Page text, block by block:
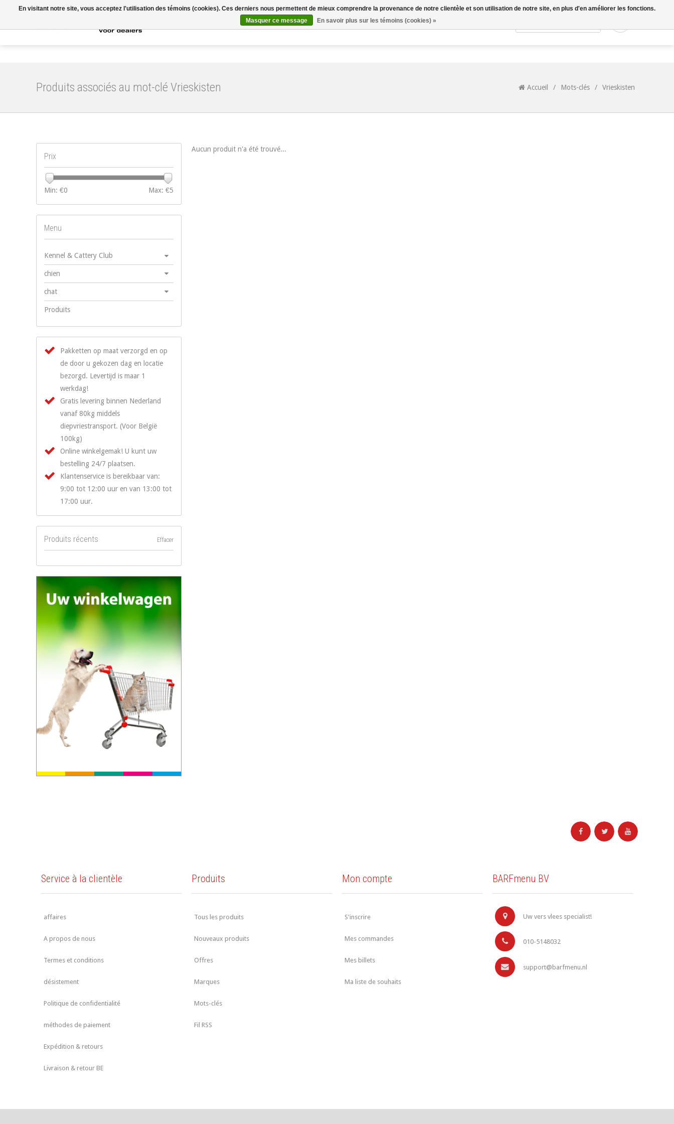
Kennel & Cattery Club chien chat Produits
0
Produits associés au mot-clé Vrieskisten Accueil / Mots-clés / Vrieskisten
Aucun produit n'a été trouvé...
Prix
Min: €0 Max: €5
Menu
Kennel & Cattery Club
chien
chat
Produits
Pakketten op maat verzorgd en op
de door u gekozen dag en locatie
bezorgd. Levertijd is maar 1
werkdag!
Gratis levering binnen Nederland
vanaf 80kg middels
diepvriestransport. (Voor België
100kg)
Online winkelgemak! U kunt uw
bestelling 24/7 plaatsen.
Klantenservice is bereikbaar van:
9:00 tot 12:00 uur en van 13:00 tot
17:00 uur.
Produits récents Effacer
Service à la clientèle
affaires
A propos de nous
Termes et conditions
désistement
Politique de confidentialité
méthodes de paiement
Expédition & retours
Livraison & retour BE
Produits
Tous les produits
Nouveaux produits
Offres
Marques
Mots-clés
Fil RSS
Mon compte
S'inscrire
Mes commandes
Mes billets
Ma liste de souhaits
BARFmenu BV
Uw vers vlees specialist!
010-5148032
support@barfmenu.nl
En visitant notre site, vous acceptez l'utilisation des témoins (cookies). Ces derniers nous permettent de mieux comprendre la provenance de notre clientèle et son utilisation de notre site, en plus d'en améliorer les fonctions.
Masquer ce message
En savoir plus sur les témoins (cookies) »